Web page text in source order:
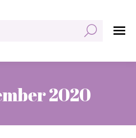
2020